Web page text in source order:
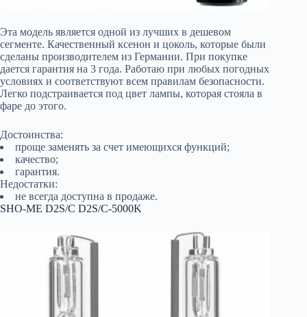
Эта модель является одной из лучших в дешевом
сегменте. Качественный ксенон и цоколь, которые были
сделаны производителем из Германии. При покупке
дается гарантия на 3 года. Работаю при любых погодных
условиях и соответствуют всем правилам безопасности.
Легко подстраивается под цвет лампы, которая стояла в
фаре до этого.
Достоинства:
проще заменять за счет имеющихся функций;
качество;
гарантия.
Недостатки:
не всегда доступна в продаже.
SHO-ME D2S/C D2S/C-5000K